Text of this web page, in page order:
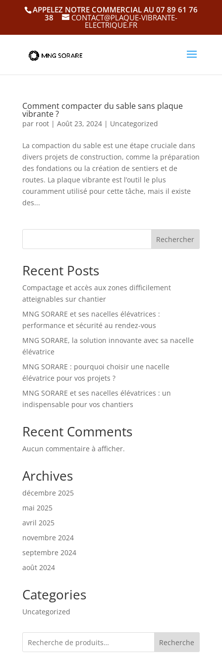
APPELEZ NOTRE COMMERCIAL AU 07 89 61 76
38
CONTACT@PLAQUE-VIBRANTE-
ELECTRIQUE.FR
Comment compacter du sable sans plaque
vibrante ?
par root| Août 23, 2024| Uncategorized
La compaction du sable est une étape cruciale dans
divers projets de construction, comme la préparation
des fondations ou la création de sentiers et de
routes. La plaque vibrante est l’outil le plus
couramment utilisé pour cette tâche, mais il existe
des...
Rechercher
Recent Posts
Compactage et accès aux zones difficilement
atteignables sur chantier
MNG SORARE et ses nacelles élévatrices :
performance et sécurité au rendez-vous
MNG SORARE, la solution innovante avec sa nacelle
élévatrice
MNG SORARE : pourquoi choisir une nacelle
élévatrice pour vos projets ?
MNG SORARE et ses nacelles élévatrices : un
indispensable pour vos chantiers
Recent Comments
Aucun commentaire à afficher.
Archives
décembre 2025
mai 2025
avril 2025
novembre 2024
septembre 2024
août 2024
Categories
Uncategorized
Recherche